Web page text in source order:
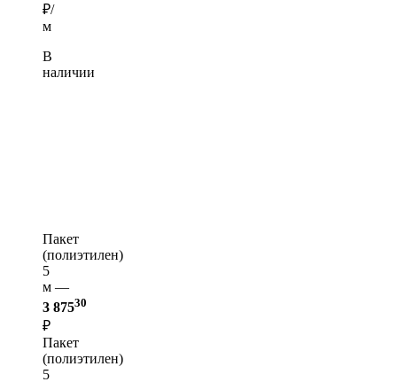
₽/
м
В
наличии
Пакет
(полиэтилен)
5
м —
3 87530
₽
Пакет
(полиэтилен)
5